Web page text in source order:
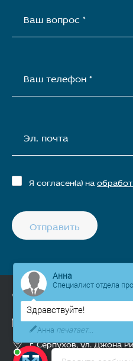
Ваш вопрос *
Ваш телефон *
Эл. почта
Отправить
Я согласен(а) на
+7 (927) 404 42 27
sale@xmed.pro
г. Серпухов, ул. Джона
Анна
Специалист отдела
Здравствуйте!
Анна печатает...